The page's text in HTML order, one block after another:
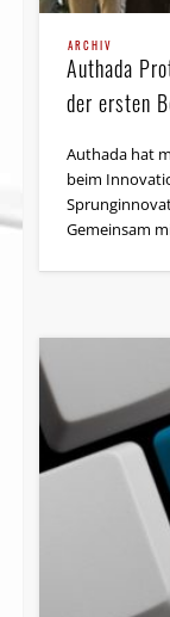
ARCHIV
Authada
der ersten
Authada hat
beim
Gemeinsam